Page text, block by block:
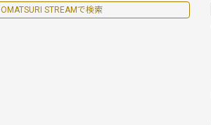
OMATSURI STREAMで検索